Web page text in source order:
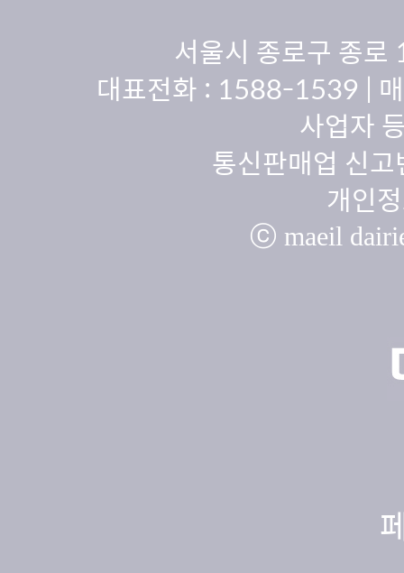
서울시 종로구 종
대표전화 : 1588-1539 |
사업자
통신판매업 신
개인
ⓒ maeil